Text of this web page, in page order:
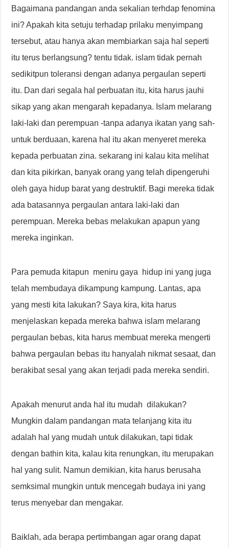
Bagaimana pandangan anda sekalian terhdap fenomina
ini? Apakah kita setuju terhadap prilaku menyimpang
tersebut, atau hanya akan membiarkan saja hal seperti
itu terus berlangsung? tentu tidak. islam tidak pernah
sedikitpun toleransi dengan adanya pergaulan seperti
itu. Dan dari segala hal perbuatan itu, kita harus jauhi
sikap yang akan mengarah kepadanya. Islam melarang
laki-laki dan perempuan -tanpa adanya ikatan yang sah-
untuk berduaan, karena hal itu akan menyeret mereka
kepada perbuatan zina. sekarang ini kalau kita melihat
dan kita pikirkan, banyak orang yang telah dipengeruhi
oleh gaya hidup barat yang destruktif. Bagi mereka tidak
ada batasannya pergaulan antara laki-laki dan
perempuan. Mereka bebas melakukan apapun yang
mereka inginkan.
Para pemuda kitapun meniru gaya hidup ini yang juga
telah membudaya dikampung kampung. Lantas, apa
yang mesti kita lakukan? Saya kira, kita harus
menjelaskan kepada mereka bahwa islam melarang
pergaulan bebas, kita harus membuat mereka mengerti
bahwa pergaulan bebas itu hanyalah nikmat sesaat, dan
berakibat sesal yang akan terjadi pada mereka sendiri.
Apakah menurut anda hal itu mudah dilakukan?
Mungkin dalam pandangan mata telanjang kita itu
adalah hal yang mudah untuk dilakukan, tapi tidak
dengan bathin kita, kalau kita renungkan, itu merupakan
hal yang sulit. Namun demikian, kita harus berusaha
semksimal mungkin untuk mencegah budaya ini yang
terus menyebar dan mengakar.
Baiklah, ada berapa pertimbangan agar orang dapat